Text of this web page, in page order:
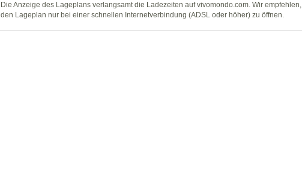
Die Anzeige des Lageplans verlangsamt die Ladezeiten auf vivomondo.com. Wir empfehlen,
den Lageplan nur bei einer schnellen Internetverbindung (ADSL oder höher) zu öffnen.